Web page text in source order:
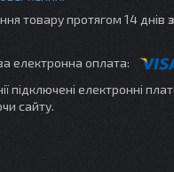
товару протягом 14 днів
підключені електронні
сайту.